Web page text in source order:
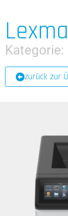
Kategorie:
zurück zur